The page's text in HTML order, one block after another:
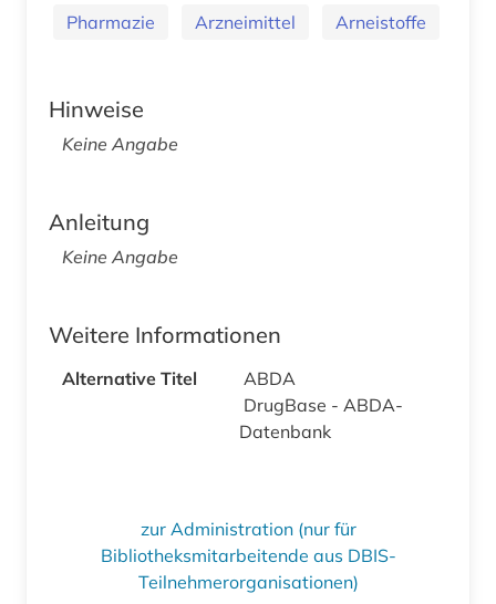
Pharmazie Arzneimittel Arneistoffe
Hinweise
Keine Angabe
Anleitung
Keine Angabe
Weitere Informationen
Alternative Titel
ABDA
DrugBase - ABDA-
Datenbank
zur Administration (nur für
Bibliotheksmitarbeitende aus DBIS-
Teilnehmerorganisationen)